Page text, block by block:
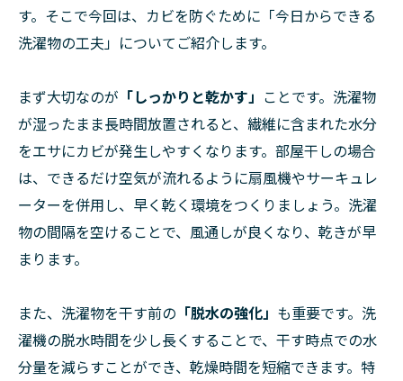
す。そこで今回は、カビを防ぐために「今日からできる
洗濯物の工夫」についてご紹介します。
まず大切なのが 「しっかりと乾かす」 ことです。洗濯物
が湿ったまま長時間放置されると、繊維に含まれた水分
をエサにカビが発生しやすくなります。部屋干しの場合
は、できるだけ空気が流れるように扇風機やサーキュレ
ーターを併用し、早く乾く環境をつくりましょう。洗濯
物の間隔を空けることで、風通しが良くなり、乾きが早
まります。
また、洗濯物を干す前の 「脱水の強化」 も重要です。洗
濯機の脱水時間を少し長くすることで、干す時点での水
分量を減らすことができ、乾燥時間を短縮できます。特